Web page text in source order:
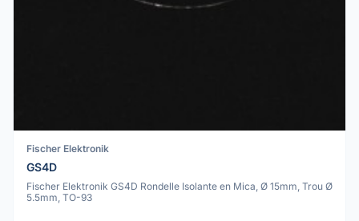
Fischer Elektronik
GS4D
Fischer Elektronik GS4D Rondelle Isolante en Mica, Ø 15mm, Trou Ø
5.5mm, TO-93